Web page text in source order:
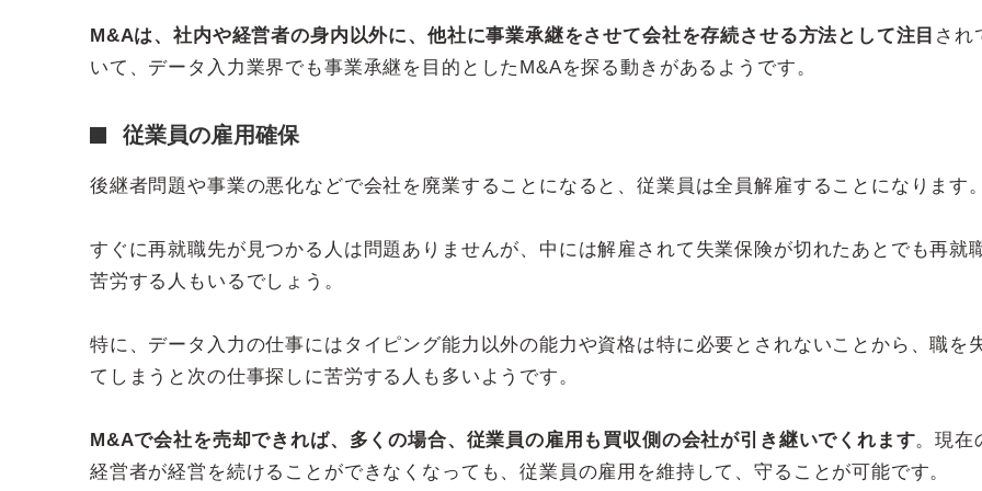
M&Aは、社内や経営者の身内以外に、他社に事業承継をさせて会社を存続させる方法として注目 され
いて、データ入力業界でも事業承継を目的としたM&Aを探る動きがあるようです。
従業員の雇用確保
後継者問題や事業の悪化などで会社を廃業することになると、従業員は全員解雇することになります。
すぐに再就職先が見つかる人は問題ありませんが、中には解雇されて失業保険が切れたあとでも再就
苦労する人もいるでしょう。
特に、データ入力の仕事にはタイピング能力以外の能力や資格は特に必要とされないことから、職を
てしまうと次の仕事探しに苦労する人も多いようです。
M&Aで会社を売却できれば、多くの場合、従業員の雇用も買収側の会社が引き継いでくれます。現在
経営者が経営を続けることができなくなっても、従業員の雇用を維持して、守ることが可能です。